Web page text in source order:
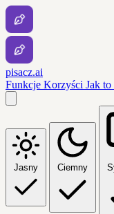
pisacz.ai
Funkcje Korzyści Jak to
Jasny Ciemny